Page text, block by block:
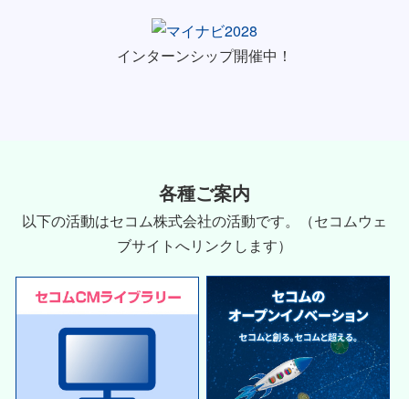
インターンシップ開催中！
各種ご案内
以下の活動はセコム株式会社の活動です。（セコムウェ
ブサイトへリンクします）